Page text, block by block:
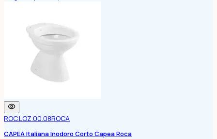
ROC.LOZ.00.08ROCA
CAPEA Italiana Inodoro Corto Capea Roca